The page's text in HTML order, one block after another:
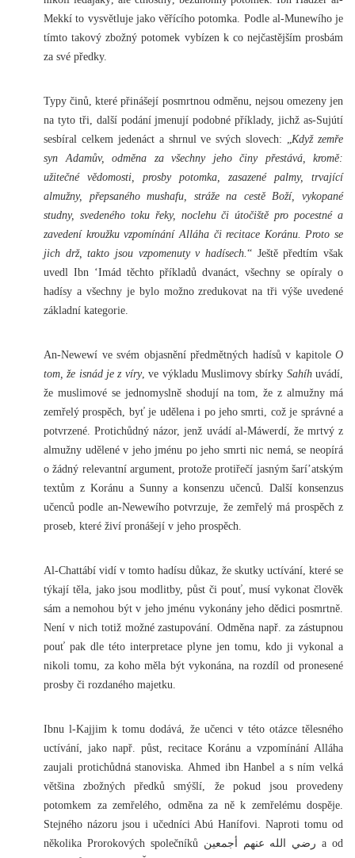
Mekkí to vysvětluje jako věřícího potomka. Podle al-Munewího je
tímto takový zbožný potomek vybízen k co nejčastějším prosbám
za své předky.
Typy činů, které přinášejí posmrtnou odměnu, nejsou omezeny jen
na tyto tři, další podání jmenují podobné příklady, jichž as-Sujútí
sesbíral celkem jedenáct a shrnul ve svých slovech: „ Když zemře
syn Adamův, odměna za všechny jeho činy přestává, kromě:
užitečné vědomosti, prosby potomka, zasazené palmy, trvající
almužny, přepsaného mushafu, stráže na cestě Boží, vykopané
studny, svedeného toku řeky, noclehu či útočiště pro pocestné a
zavedení kroužku vzpomínání Alláha či recitace Koránu. Proto se
jich drž, takto jsou vzpomenuty v hadísech. “ Ještě předtím však
uvedl Ibn ‘Imád těchto příkladů dvanáct, všechny se opíraly o
hadísy a všechny je bylo možno zredukovat na tři výše uvedené
základní kategorie.
An-Newewí ve svém objasnění předmětných hadísů v kapitole O
tom, že isnád je z víry, ve výkladu Muslimovy sbírky Sahíhuvádí,
že muslimové se jednomyslně shodují na tom, že z almužny má
zemřelý prospěch, byť je udělena i po jeho smrti, což je správné a
potvrzené. Protichůdný názor, jenž uvádí al-Máwerdí, že mrtvý z
almužny udělené v jeho jménu po jeho smrti nic nemá, se neopírá
o žádný relevantní argument, protože protiřečí jasným šarí’atským
textům z Koránu a Sunny a konsenzu učenců. Další konsenzus
učenců podle an-Newewího potvrzuje, že zemřelý má prospěch z
proseb, které živí pronášejí v jeho prospěch.
Al-Chattábí vidí v tomto hadísu důkaz, že skutky uctívání, které se
týkají těla, jako jsou modlitby, půst či pouť, musí vykonat člověk
sám a nemohou být v jeho jménu vykonány jeho dědici posmrtně.
Není v nich totiž možné zastupování. Odměna např. za zástupnou
pouť pak dle této interpretace plyne jen tomu, kdo ji vykonal a
nikoli tomu, za koho měla být vykonána, na rozdíl od pronesené
prosby či rozdaného majetku.
Ibnu l-Kajjim k tomu dodává, že učenci v této otázce tělesného
uctívání, jako např. půst, recitace Koránu a vzpomínání Alláha
zaujali protichůdná stanoviska. Ahmed ibn Hanbel a s ním velká
většina zbožných předků smýšlí, že pokud jsou provedeny
potomkem za zemřelého, odměna za ně k zemřelému dospěje.
Stejného názoru jsou i učedníci Abú Hanífovi. Naproti tomu od
několika Prorokových společníků رضي الله عنهم أجمعين a od